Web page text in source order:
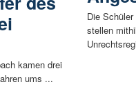
kamen drei
ums ...
Die
stellen